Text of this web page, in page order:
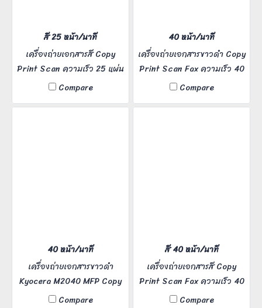
สี 25 หน้า/นาที
เครื่องถ่ายเอกสารสี Copy
Print Scan ความเร็ว 25 แผ่น
ต่อนาที เหมาะสำหรับ Office
Compare
40 หน้า/นาที
เครื่องถ่ายเอกสารขาวดำ Copy
Print Scan Fax ความเร็ว 40
แผ่นต่อนาที เหมาะสำหรับ
Compare
40 หน้า/นาที
เครื่องถ่ายเอกสารขาวดำ
Kyocera M2040 MFP Copy
Print Scan ความเร็ว 40 แผ่น
Compare
สี 40 หน้า/นาที
เครื่องถ่ายเอกสารสี Copy
Print Scan Fax ความเร็ว 40
แผ่นต่อนาที เหมาะสำหรับ
Compare